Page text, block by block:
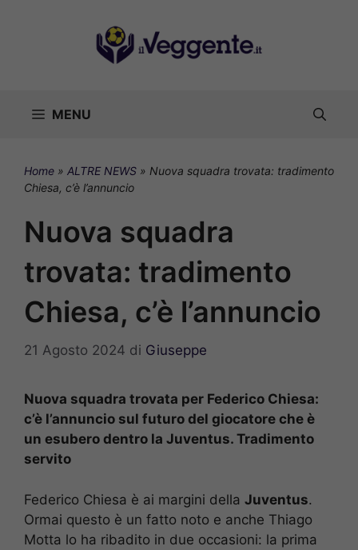
MENU
Home » ALTRE NEWS » Nuova squadra trovata: tradimento
Chiesa, c’è l’annuncio
Nuova squadra
trovata: tradimento
Chiesa, c’è l’annuncio
21 Agosto 2024 di Giuseppe
Nuova squadra trovata per Federico Chiesa:
c’è l’annuncio sul futuro del giocatore che è
un esubero dentro la Juventus. Tradimento
servito
Federico Chiesa è ai margini della Juventus.
Ormai questo è un fatto noto e anche Thiago
Motta lo ha ribadito in due occasioni: la prima